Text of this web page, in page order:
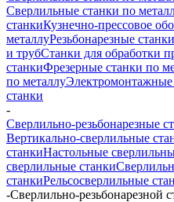
Сверлильные станки по
станкиКузнечно-прессовое
металлуРезьбонарезные станки
и трубСтанки для обработки
станкиФрезерные станки по
по металлуЭлектромонтажные
станки
-
Сверлильно-резьбонарезные
Вертикально-сверлильные
станкиНастольные
сверлильные станки
станкиРельсосверлильные
-Сверлильно-резьбонарезной